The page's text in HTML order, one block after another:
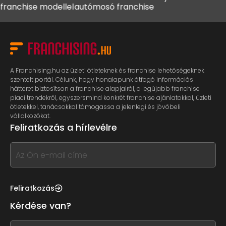
modellelautómosó franchise
A Franchising.hu az üzleti ötleteknek és franchise lehetőségeknek
szentelt portál. Célunk, hogy honalapunk átfogó információs
hátteret biztosítson a franchise alapjairól, a legújabb franchise
piaci trendekről, egyszersmind konkrét franchise ajánlatokkal, üzleti
ötletekkel, tanácsokkal támogassa a jelenlegi és jövőbeli
vállalkozókat.
Feliratkozás a hírlevélre
If
you
this,
this
Feliratkozás
Kérdése van?